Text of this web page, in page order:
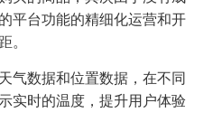
平台功能的精细化运营和开
。
气数据和位置数据，在不同
实时的温度，提升用户体验